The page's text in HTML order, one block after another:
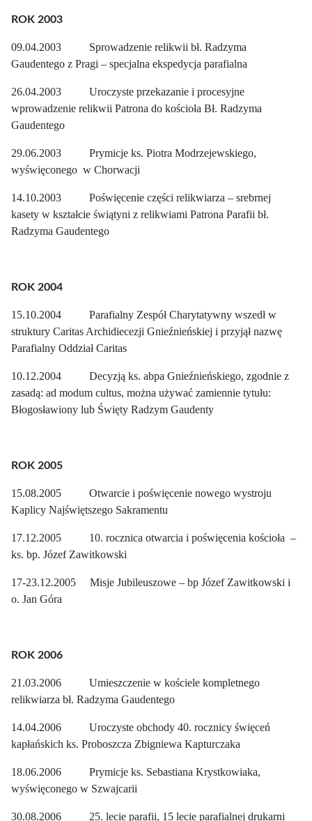
ROK 2003
09.04.2003 Sprowadzenie relikwii bł. Radzyma
Gaudentego z Pragi – specjalna ekspedycja parafialna
26.04.2003 Uroczyste przekazanie i procesyjne
wprowadzenie relikwii Patrona do kościoła Bł. Radzyma
Gaudentego
29.06.2003 Prymicje ks. Piotra Modrzejewskiego,
wyświęconego w Chorwacji
14.10.2003 Poświęcenie części relikwiarza – srebrnej
kasety w kształcie świątyni z relikwiami Patrona Parafii bł.
Radzyma Gaudentego
ROK 2004
15.10.2004 Parafialny Zespół Charytatywny wszedł w
struktury Caritas Archidiecezji Gnieźnieńskiej i przyjął nazwę
Parafialny Oddział Caritas
10.12.2004 Decyzją ks. abpa Gnieźnieńskiego, zgodnie z
zasadą: ad modum cultus, można używać zamiennie tytułu:
Błogosławiony lub Święty Radzym Gaudenty
ROK 2005
15.08.2005 Otwarcie i poświęcenie nowego wystroju
Kaplicy Najświętszego Sakramentu
17.12.2005 10. rocznica otwarcia i poświęcenia kościoła –
ks. bp. Józef Zawitkowski
17-23.12.2005 Misje Jubileuszowe – bp Józef Zawitkowski i
o. Jan Góra
ROK 2006
21.03.2006 Umieszczenie w kościele kompletnego
relikwiarza bł. Radzyma Gaudentego
14.04.2006 Uroczyste obchody 40. rocznicy święceń
kapłańskich ks. Proboszcza Zbigniewa Kapturczaka
18.06.2006 Prymicje ks. Sebastiana Krystkowiaka,
wyświęconego w Szwajcarii
30.08.2006 25. lecie parafii, 15 lecie parafialnej drukarni